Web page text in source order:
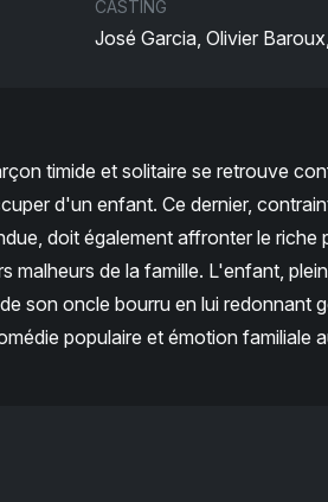
CASTING
José Garcia, Olivier
timide et solitaire se retrouve
d'un enfant. Ce dernier,
doit également affronter le riche
malheurs de la famille. L'enfant,
son oncle bourru en lui redonnant
populaire et émotion familiale